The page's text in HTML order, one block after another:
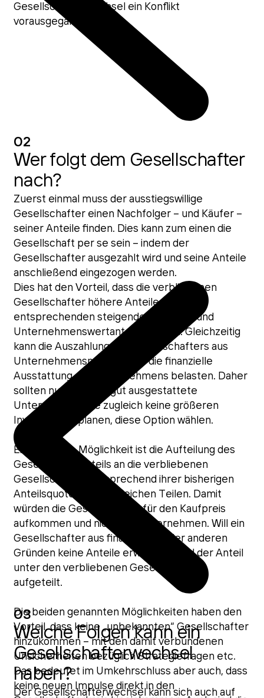
Gesellschafterwechsel ein Konflikt
vorausgegangen ist.
02
Wer folgt dem Gesellschafter
nach?
Zuerst einmal muss der ausstiegswillige
Gesellschafter einen Nachfolger – und Käufer –
seiner Anteile finden. Dies kann zum einen die
Gesellschaft per se sein – indem der
Gesellschafter ausgezahlt wird und seine Anteile
anschließend eingezogen werden.
Dies hat den Vorteil, dass die verbliebenen
Gesellschafter höhere Anteile mit
entsprechenden steigenden Gewinn- und
Unternehmenswertanteilen haben. Gleichzeitig
kann die Auszahlung des Gesellschafters aus
Unternehmensmitteln aber die finanzielle
Ausstattung des Unternehmens belasten. Daher
sollten nur finanziell gut ausgestattete
Unternehmen, die zugleich keine größeren
Investitionen planen, diese Option wählen.
Eine ähnliche Möglichkeit ist die Aufteilung des
Gesellschaftsanteils an die verbliebenen
Gesellschafter entsprechend ihrer bisherigen
Anteilsquote oder zu gleichen Teilen. Damit
würden die Gesellschafter für den Kaufpreis
aufkommen und nicht das Unternehmen. Will ein
Gesellschafter aus finanziellen oder anderen
Gründen keine Anteile erwerben, wird der Anteil
unter den verbliebenen Gesellschaftern
aufgeteilt.
Die beiden genannten Möglichkeiten haben den
Vorteil, dass keine „unbekannten“ Gesellschafter
hinzukommen – mit den damit verbundenen
Unsicherheiten bezüglich Strategiefragen etc.
Das bedeutet im Umkehrschluss aber auch, dass
keine neuen Impulse direkt in den
03
Welche Folgen kann ein
Gesellschafterwechsel
haben?
Der Gesellschafterwechsel kann sich auch auf